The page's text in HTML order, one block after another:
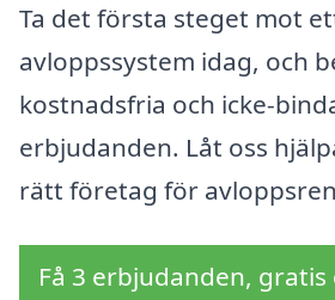
Ta det första steget mot
avloppssystem idag, och
kostnadsfria och icke-
erbjudanden. Låt oss
rätt företag för
Få 3 erbjudanden,